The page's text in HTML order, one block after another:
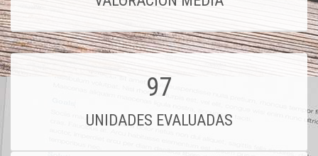
97
UNIDADES EVALUADAS